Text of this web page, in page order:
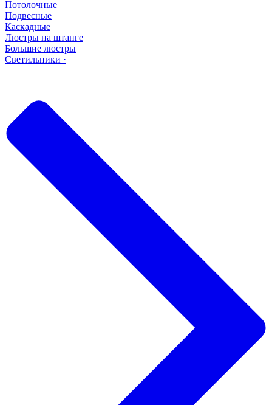
Потолочные
Подвесные
Каскадные
Люстры на штанге
Большие люстры
Светильники ·